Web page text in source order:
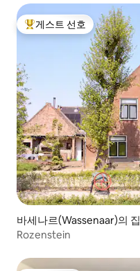
상위 게스트 선호
게스트 선호
바세나르(Wassenaar)의 집
Rozenstein